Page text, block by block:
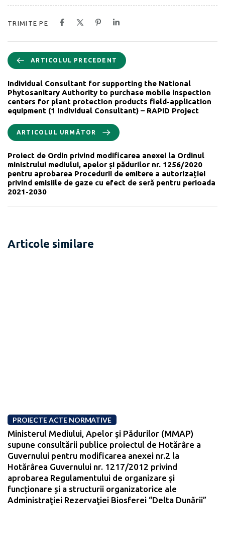
TRIMITE PE
ARTICOLUL PRECEDENT
Individual Consultant for supporting the National
Phytosanitary Authority to purchase mobile inspection
centers for plant protection products field-application
equipment (1 Individual Consultant) – RAPID Project
ARTICOLUL URMĂTOR
Proiect de Ordin privind modificarea anexei la Ordinul
ministrului mediului, apelor și pădurilor nr. 1256/2020
pentru aprobarea Procedurii de emitere a autorizației
privind emisiile de gaze cu efect de seră pentru perioada
2021-2030
Articole similare
PROIECTE ACTE NORMATIVE
Ministerul Mediului, Apelor şi Pădurilor (MMAP)
supune consultării publice proiectul de Hotărâre a
Guvernului pentru modificarea anexei nr.2 la
Hotărârea Guvernului nr. 1217/2012 privind
aprobarea Regulamentului de organizare şi
funcționare și a structurii organizatorice ale
Administraţiei Rezervaţiei Biosferei “Delta Dunării”